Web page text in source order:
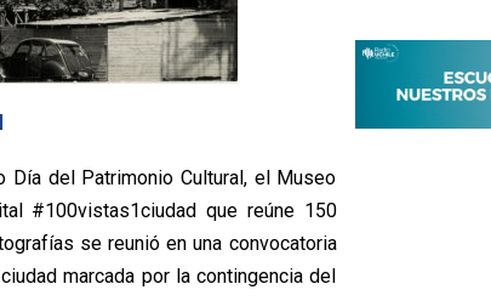
del Patrimonio Cultural, el Museo
#100vistas1ciudad que reúne 150
se reunió en una convocatoria
marcada por la contingencia del